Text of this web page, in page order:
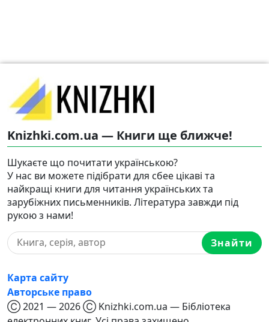
Knizhki.com.ua — Книги ще ближче!
Шукаєте що почитати українською?
У нас ви можете підібрати для сбее цікаві та
найкращі книги для читання українських та
зарубіжних письменників. Література завжди під
рукою з нами!
Знайти
Карта сайту
Авторське право
Ⓒ 2021 — 2026 Ⓒ Knizhki.com.ua — Бібліотека